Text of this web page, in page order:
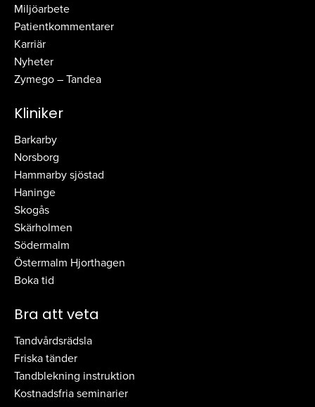
Miljöarbete
Patientkommentarer
Karriär
Nyheter
Zymego – Tandea
Kliniker
Barkarby
Norsborg
Hammarby sjöstad
Haninge
Skogås
Skärholmen
Södermalm
Östermalm Hjorthagen
Boka tid
Bra att veta
Tandvårdsrädsla
Friska tänder
Tandblekning instruktion
Kostnadsfria seminarier